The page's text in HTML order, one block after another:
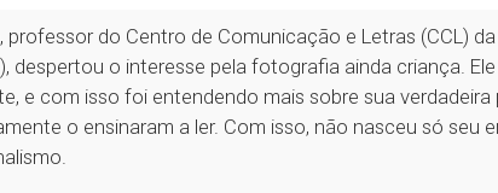
professor do Centro de Comunicação e Letras (CCL)
despertou o interesse pela fotografia ainda criança.
e com isso foi entendendo mais sobre sua verdadeira
o ensinaram a ler. Com isso, não nasceu só seu